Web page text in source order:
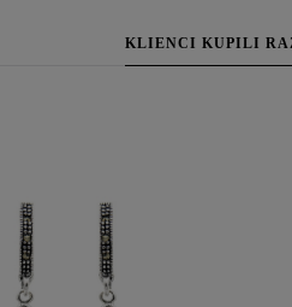
KLIENCI KUPILI